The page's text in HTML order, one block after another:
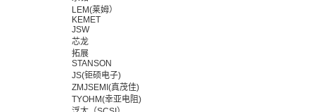
LEM(莱姆）
KEMET
JSW
芯龙
拓展
STANSON
JS(钜硕电子)
ZMJSEMI(真茂佳)
TYOHM(幸亚电阻)